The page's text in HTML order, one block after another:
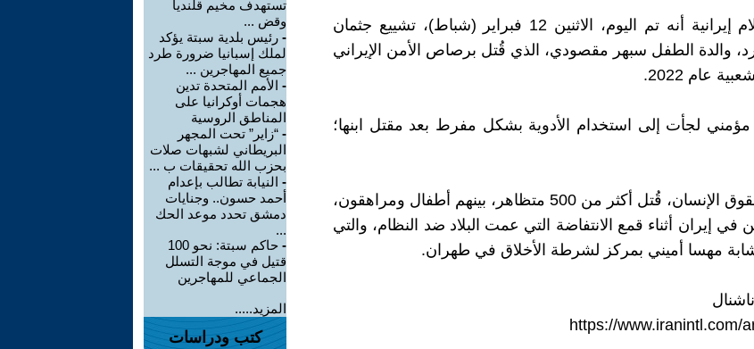
ذكرت وسائل إعلام إيرانية أنه تم اليوم، الاثنين 12 فبراير (شباط)، تشييع جثمان
والدة الطفل سبهر مقصودي، الذي قُتل برصاص الأمن الإيراني
عام 2022.
لجأت إلى استخدام الأدوية بشكل مفرط بعد مقتل ابنها؛
ووفقا لمنظمات حقوق الإنسان، قُتل أكثر من 500 متظاهر، بينهم أطفال ومراهقون،
في إيران أثناء قمع الانتفاضة التي عمت البلاد ضد النظام، والتي
مهسا أميني بمركز لشرطة الأخلاق في طهران.
https://www.iranintl.com/
تستهدف مخيم قلنديا
وقض ...
- رئيس بلدية سبتة يؤكد
لملك إسبانيا ضرورة طرد
جميع المهاجرين ...
- الأمم المتحدة تدين
هجمات أوكرانيا على
المناطق الروسية
- “زاير” تحت المجهر
البريطاني لشبهات صلات
بحزب الله تحقيقات ب ...
- النيابة تطالب بإعدام
أحمد حسون.. وجنايات
دمشق تحدد موعد الحك
...
-
حاكم سبتة: نحو 100
قتيل في موجة التسلل
الجماعي للمهاجرين
المزيد.....
كتب ودراسات